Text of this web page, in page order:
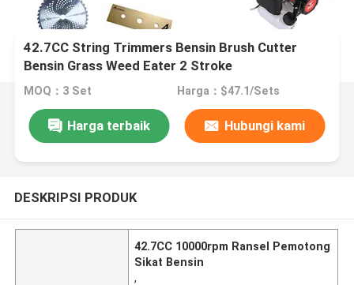
42.7CC String Trimmers Bensin Brush Cutter
Bensin Grass Weed Eater 2 Stroke
MOQ：3 Set Harga：$47.1/Sets
Harga terbaik Hubungi kami
DESKRIPSI PRODUK
42.7CC 10000rpm Ransel Pemotong
Sikat Bensin
,